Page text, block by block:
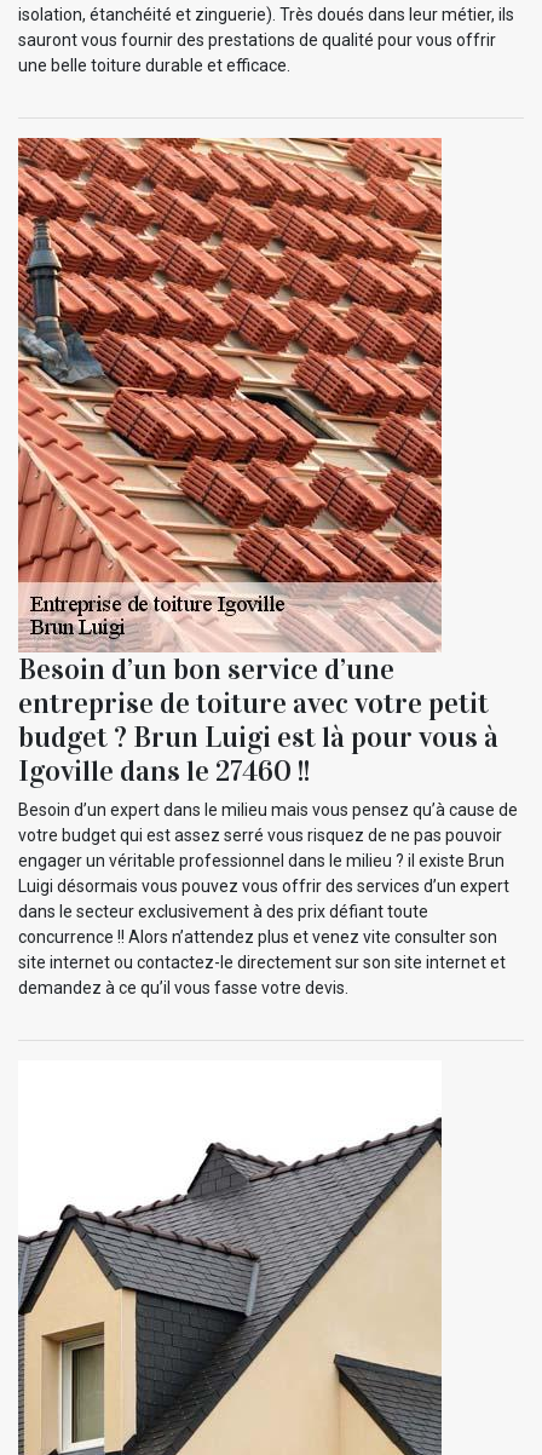
isolation, étanchéité et zinguerie). Très doués dans leur métier, ils
sauront vous fournir des prestations de qualité pour vous offrir
une belle toiture durable et efficace.
Besoin d’un bon service d’une
entreprise de toiture avec votre petit
budget ? Brun Luigi est là pour vous à
Igoville dans le 27460 !!
Besoin d’un expert dans le milieu mais vous pensez qu’à cause de
votre budget qui est assez serré vous risquez de ne pas pouvoir
engager un véritable professionnel dans le milieu ? il existe Brun
Luigi désormais vous pouvez vous offrir des services d’un expert
dans le secteur exclusivement à des prix défiant toute
concurrence !! Alors n’attendez plus et venez vite consulter son
site internet ou contactez-le directement sur son site internet et
demandez à ce qu’il vous fasse votre devis.